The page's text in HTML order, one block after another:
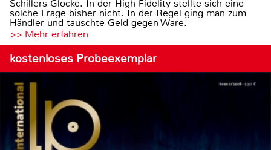
Schillers Glocke. In der High Fidelity stellte sich eine
solche Frage bisher nicht. In der Regel ging man zum
Händler und tauschte Geld gegen Ware.
>> Mehr erfahren
kostenloses Probeexemplar